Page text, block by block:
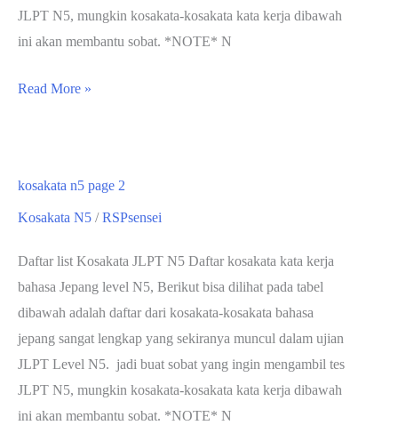
JLPT N5, mungkin kosakata-kosakata kata kerja dibawah
ini akan membantu sobat. *NOTE* N
Kosakata
Read More »
kosakata n5 page 2
Kosakata N5 /RSPsensei
Daftar list Kosakata JLPT N5 Daftar kosakata kata kerja
bahasa Jepang level N5, Berikut bisa dilihat pada tabel
dibawah adalah daftar dari kosakata-kosakata bahasa
jepang sangat lengkap yang sekiranya muncul dalam ujian
JLPT Level N5. jadi buat sobat yang ingin mengambil tes
JLPT N5, mungkin kosakata-kosakata kata kerja dibawah
ini akan membantu sobat. *NOTE* N